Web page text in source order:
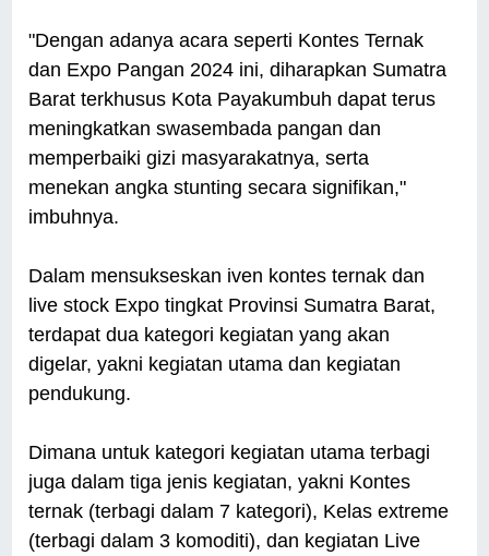
"Dengan adanya acara seperti Kontes Ternak
dan Expo Pangan 2024 ini, diharapkan Sumatra
Barat terkhusus Kota Payakumbuh dapat terus
meningkatkan swasembada pangan dan
memperbaiki gizi masyarakatnya, serta
menekan angka stunting secara signifikan,"
imbuhnya.
Dalam mensukseskan iven kontes ternak dan
live stock Expo tingkat Provinsi Sumatra Barat,
terdapat dua kategori kegiatan yang akan
digelar, yakni kegiatan utama dan kegiatan
pendukung.
Dimana untuk kategori kegiatan utama terbagi
juga dalam tiga jenis kegiatan, yakni Kontes
ternak (terbagi dalam 7 kategori), Kelas extreme
(terbagi dalam 3 komoditi), dan kegiatan Live